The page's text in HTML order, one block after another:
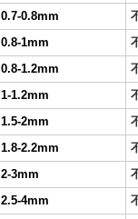
0.7-0.8mm
0.8-1mm
0.8-1.2mm
1-1.2mm
1.5-2mm
1.8-2.2mm
2-3mm
2.5-4mm